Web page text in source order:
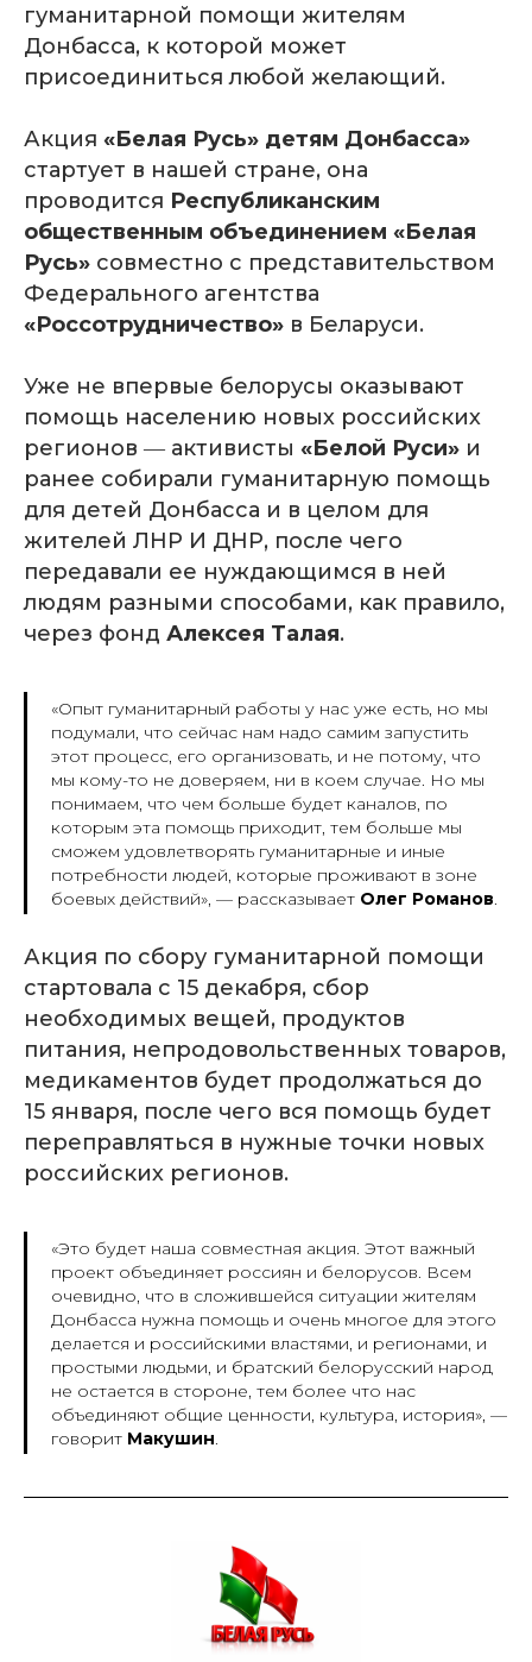
гуманитарной помощи жителям
Донбасса, к которой может
присоединиться любой желающий.
Акция «Белая Русь» детям Донбасса»
стартует в нашей стране, она
проводится Республиканским
общественным объединением «Белая
Русь» совместно с представительством
Федерального агентства
«Россотрудничество» в Беларуси.
Уже не впервые белорусы оказывают
помощь населению новых российских
регионов ― активисты «Белой Руси» и
ранее собирали гуманитарную помощь
для детей Донбасса и в целом для
жителей ЛНР И ДНР, после чего
передавали ее нуждающимся в ней
людям разными способами, как правило,
через фонд Алексея Талая.
«Опыт гуманитарный работы у нас уже есть, но мы
подумали, что сейчас нам надо самим запустить
этот процесс, его организовать, и не потому, что
мы кому-то не доверяем, ни в коем случае. Но мы
понимаем, что чем больше будет каналов, по
которым эта помощь приходит, тем больше мы
сможем удовлетворять гуманитарные и иные
потребности людей, которые проживают в зоне
боевых действий», — рассказывает Олег Романов.
Акция по сбору гуманитарной помощи
стартовала с 15 декабря, сбор
необходимых вещей, продуктов
питания, непродовольственных товаров,
медикаментов будет продолжаться до
15 января, после чего вся помощь будет
переправляться в нужные точки новых
российских регионов.
«Это будет наша совместная акция. Этот важный
проект объединяет россиян и белорусов. Всем
очевидно, что в сложившейся ситуации жителям
Донбасса нужна помощь и очень многое для этого
делается и российскими властями, и регионами, и
простыми людьми, и братский белорусский народ
не остается в стороне, тем более что нас
объединяют общие ценности, культура, история», —
говорит Макушин.